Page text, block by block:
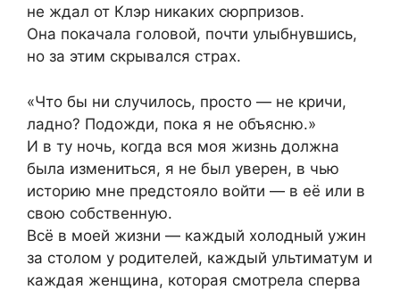
не ждал от Клэр никаких сюрпризов.
Она покачала головой, почти улыбнувшись,
но за этим скрывался страх.
«Что бы ни случилось, просто — не кричи,
ладно? Подожди, пока я не объясню.»
И в ту ночь, когда вся моя жизнь должна
была измениться, я не был уверен, в чью
историю мне предстояло войти — в её или в
свою собственную.
Всё в моей жизни — каждый холодный ужин
за столом у родителей, каждый ультиматум и
каждая женщина, которая смотрела сперва